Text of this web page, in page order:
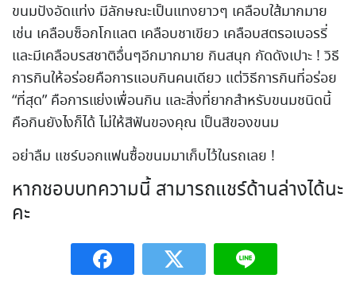
ขนมปังอัดแท่ง มีลักษณะเป็นแทงยาวๆ เคลือบใส้มากมาย
เช่น เคลือบซ็อกโกแลต เคลือบชาเขียว เคลือบสตรอเบอรรี่
และมีเคลือบรสชาติอื่นๆอีกมากมาย กินสนุก กัดดังเปาะ ! วิธี
การกินให้อร่อยคือการแอบกินคนเดียว แต่วิธีการกินที่อร่อย
“ที่สุด” คือการแย่งเพื่อนกิน และสิ่งที่ยากสำหรับขนมชนิดนี้
คือกินยังไงก็ได้ ไม่ให้สีฟันของคุณ เป็นสีของขนม
อย่าลืม แชร์บอกแฟนซื้อขนมมาเก็บไว้ในรถเลย !
หากชอบบทความนี้ สามารถแชร์ด้านล่างได้นะ
คะ